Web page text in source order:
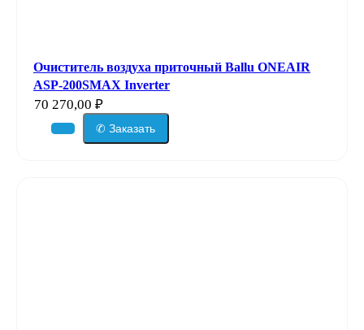
Очиститель воздуха приточный Ballu ONEAIR
ASP-200SMAX Inverter
70 270,00 ₽
✆ Заказать